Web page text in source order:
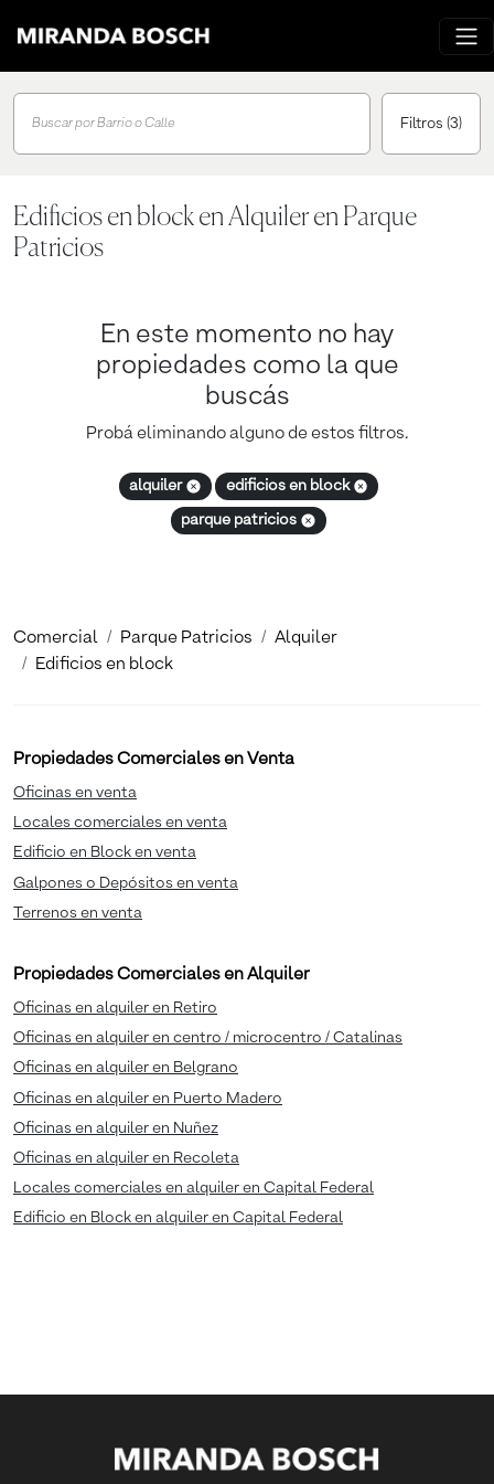
Buscar por Barrio o Calle Filtros (3)
Edificios en block en Alquiler en Parque
Patricios
En este momento no hay
propiedades como la que
buscás
Probá eliminando alguno de estos filtros.
alquiler edificios en block
parque patricios
Comercial Parque Patricios
Alquiler
Edificios en block
Propiedades Comerciales en Venta
Oficinas en venta
Locales comerciales en venta
Edificio en Block en venta
Galpones o Depósitos en venta
Terrenos en venta
Propiedades Comerciales en Alquiler
Oficinas en alquiler en Retiro
Oficinas en alquiler en centro / microcentro / Catalinas
Oficinas en alquiler en Belgrano
Oficinas en alquiler en Puerto Madero
Oficinas en alquiler en Nuñez
Oficinas en alquiler en Recoleta
Locales comerciales en alquiler en Capital Federal
Edificio en Block en alquiler en Capital Federal